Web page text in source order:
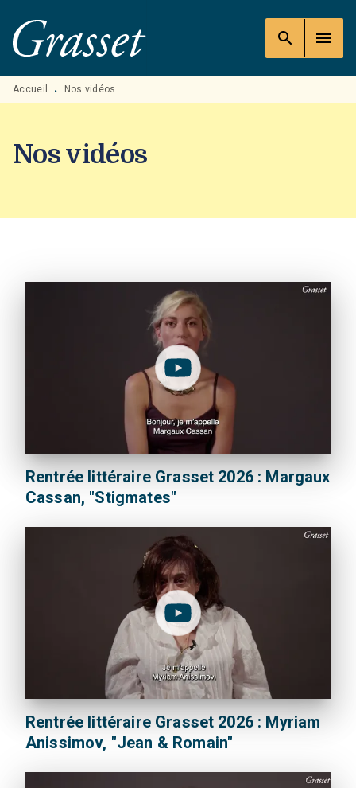
MENU RECHERCHE
PIED DE PAGE
search menu
Accueil • Nos vidéos
Nos vidéos
Rentrée littéraire Grasset 2026 : Margaux
Cassan, "Stigmates"
Rentrée littéraire Grasset 2026 : Myriam
Anissimov, "Jean & Romain"